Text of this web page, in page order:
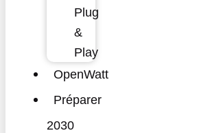
Plug
&
Play
OpenWatt
Préparer
2030